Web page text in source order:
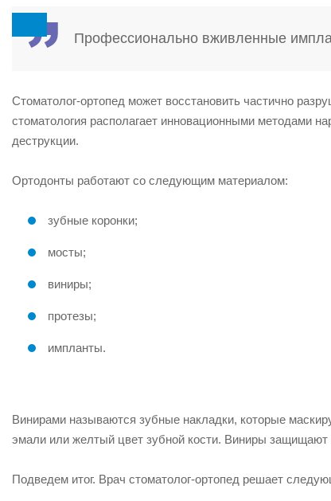
Профессионально вживленные
Стоматолог-ортопед может восстановить частично
стоматология располагает инновационными методами
деструкции.
Ортодонты работают со следующим материалом:
зубные коронки;
мосты;
виниры;
протезы;
импланты.
Винирами называются зубные накладки, которые
эмали или желтый цвет зубной кости. Виниры защищают
Подведем итог. Врач стоматолог-ортопед решает